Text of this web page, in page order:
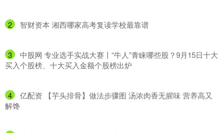
2 ​智财资本 湘西哪家高考复读学校最靠谱
3
​中股网 专业选手实战大赛丨“牛人”青睐哪些股？9月15日十大
买入个股榜、十大买入金额个股榜出炉
4
​亿配资 【芋头排骨】做法步骤图 汤浓肉香无腥味 营养高又
解馋